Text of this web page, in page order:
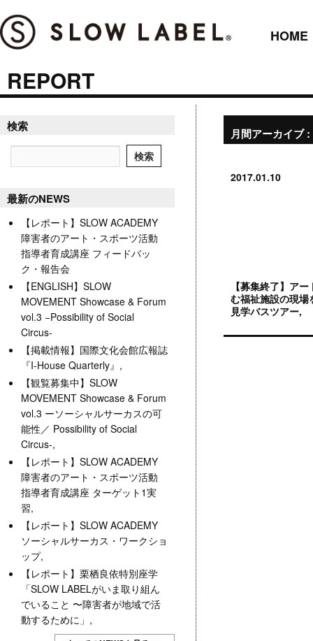
HOME
REPORT
月間アーカイブ :
2017.01.10
【募集終了】ア
む福祉施設の現場
見学バスツアー,
検索
最新のNEWS
【レポート】SLOW ACADEMY
障害者のアート・スポーツ活動
指導者育成講座 フィードバッ
ク・報告会
【ENGLISH】SLOW
MOVEMENT Showcase & Forum
vol.3 −Possibility of Social
Circus-
【掲載情報】国際文化会館広報誌
『I-House Quarterly』,
【観覧募集中】SLOW
MOVEMENT Showcase & Forum
vol.3 ーソーシャルサーカスの可
能性／ Possibility of Social
Circus-,
【レポート】SLOW ACADEMY
障害者のアート・スポーツ活動
指導者育成講座 ターゲット1実
習,
【レポート】SLOW ACADEMY
ソーシャルサーカス・ワークショ
ップ,
【レポート】栗栖良依特別座学
「SLOW LABELがいま取り組ん
でいること 〜障害者が地域で活
動するために」,